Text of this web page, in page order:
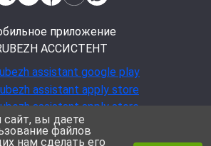
приложение
АССИСТЕНТ
вы даете
файлов
нам сделать его